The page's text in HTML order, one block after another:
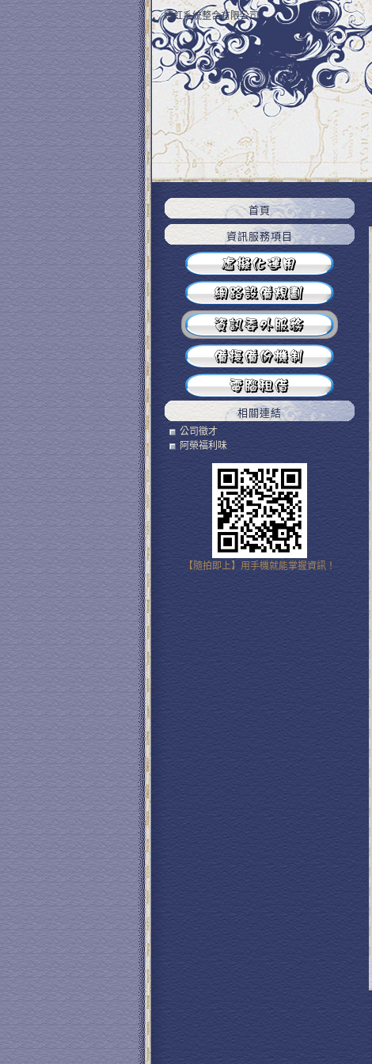
婕虹系統整合有限公司
首頁
資訊服務項目
相關連結
公司徵才
阿榮福利味
【隨拍即上】用手機就能掌握資訊！